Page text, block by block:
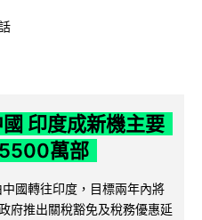
印度成新機主要
萬部
國轉往印度，目標兩年內將
府推出關稅豁免及稅務優惠延